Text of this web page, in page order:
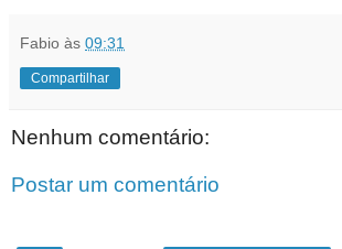
Fabio às 09:31
Compartilhar
Nenhum comentário:
Postar um comentário